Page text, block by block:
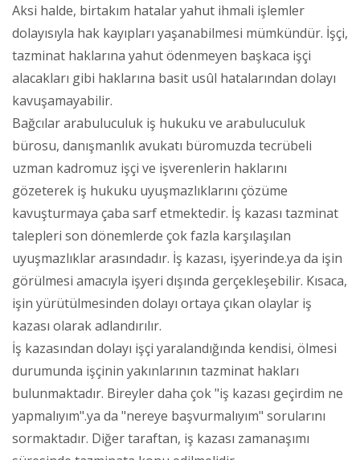
Aksi halde, birtakım hatalar yahut ihmali işlemler
dolayısıyla hak kayıpları yaşanabilmesi mümkündür. İşçi,
tazminat haklarına yahut ödenmeyen başkaca işçi
alacakları gibi haklarına basit usûl hatalarından dolayı
kavuşamayabilir.
Bağcılar arabuluculuk iş hukuku ve arabuluculuk
bürosu, danışmanlık avukatı büromuzda tecrübeli
uzman kadromuz işçi ve işverenlerin haklarını
gözeterek iş hukuku uyuşmazlıklarını çözüme
kavuşturmaya çaba sarf etmektedir. İş kazası tazminat
talepleri son dönemlerde çok fazla karşılaşılan
uyuşmazlıklar arasındadır. İş kazası, işyerinde.ya da işin
görülmesi amacıyla işyeri dışında gerçekleşebilir. Kısaca,
işin yürütülmesinden dolayı ortaya çıkan olaylar iş
kazası olarak adlandırılır.
İş kazasından dolayı işçi yaralandığında kendisi, ölmesi
durumunda işçinin yakınlarının tazminat hakları
bulunmaktadır. Bireyler daha çok "iş kazası geçirdim ne
yapmalıyım".ya da "nereye başvurmalıyım" sorularını
sormaktadır. Diğer taraftan, iş kazası zamanaşımı